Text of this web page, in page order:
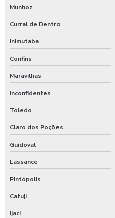
Munhoz
Curral de Dentro
Inimutaba
Confins
Maravilhas
Inconfidentes
Toledo
Claro dos Poções
Guidoval
Lassance
Pintópolis
Catuji
Ijaci